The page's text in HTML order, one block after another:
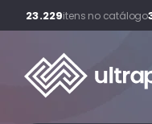
23.229itens no catálogo